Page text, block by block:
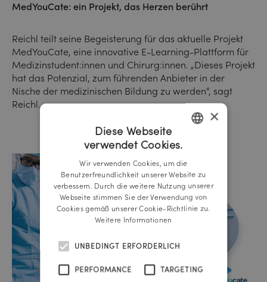
MedYouCate: ein Projekt, das Herzen berührt
Reichl teilt seine Begeisterung für das aktuelle Projekt
MedYouCate, eine innovative E-Learning-Plattform für
Medizinstudent:innen und Chirurg:innen. „Dieses Projekt
hat das Potenzial, zum führenden Anbieter in der
Nische der medizinischen Bildung zu werden“, sagt
Reichl.
GERMAN
×
Diese Webseite
verwendet Cookies.
Wir verwenden Cookies, um die
Benutzerfreundlichkeit unserer Website zu
verbessern. Durch die weitere Nutzung unserer
Webseite stimmen Sie der Verwendung von
Cookies gemäß unserer Cookie-Richtlinie zu.
Weitere Informationen
UNBEDINGT ERFORDERLICH
PERFORMANCE TARGETING